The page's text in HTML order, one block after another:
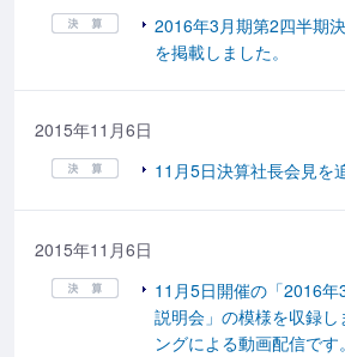
2016年3月期第2四半期
を掲載しました。
2015年11月6日
11月5日決算社長会見を
2015年11月6日
11月5日開催の「2016
説明会」の模様を収録し
ングによる動画配信です。